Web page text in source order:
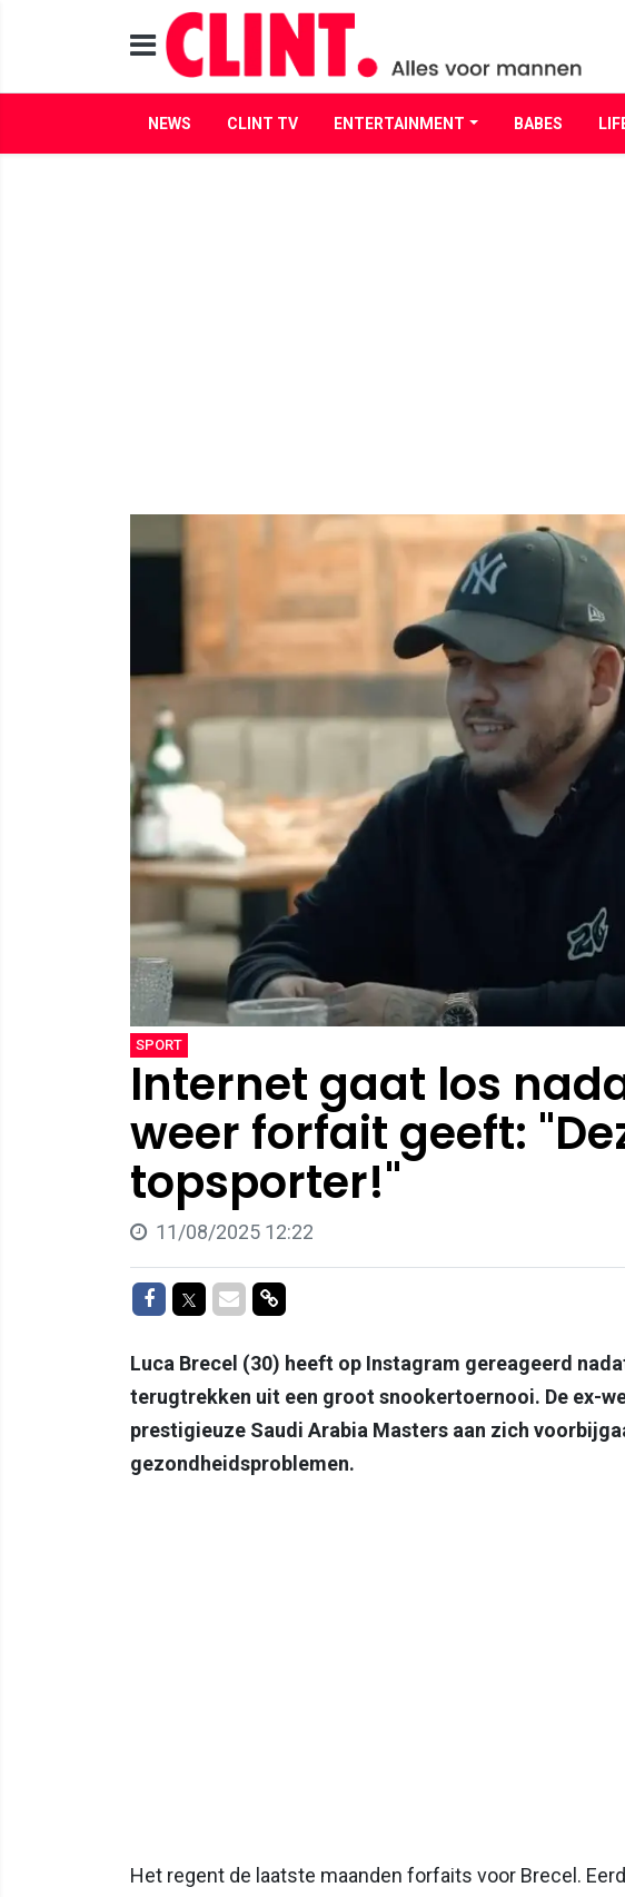
NEWS CLINT TV ENTERTAINMENT BABES
SPORT
Internet gaat los
weer forfait geeft:
topsporter!"
11/08/2025 12:22
Delen op Facebook
Delen op Twitter
Delen via Mail
Delen via link
Luca Brecel (30) heeft op Instagram gereageerd
terugtrekken uit een groot snookertoernooi. De ex-
prestigieuze Saudi Arabia Masters aan zich
gezondheidsproblemen.
Het regent de laatste maanden forfaits voor Brecel.